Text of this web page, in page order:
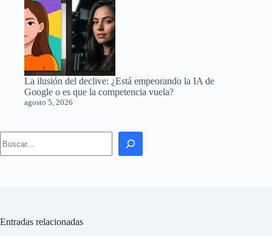
La ilusión del declive: ¿Está empeorando la IA de
Google o es que la competencia vuela?
agosto 5, 2026
Entradas relacionadas